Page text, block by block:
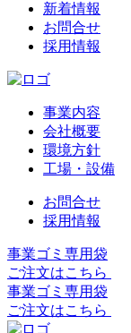
新着情報
お問合せ
採用情報
事業内容
会社概要
環境方針
工場・設備
お問合せ
採用情報
事業ゴミ専用袋
ご注文はこちら
事業ゴミ専用袋
ご注文はこちら